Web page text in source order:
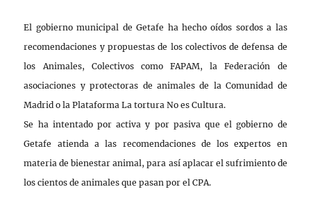
El gobierno municipal de Getafe ha hecho oídos sordos a las
recomendaciones y propuestas de los colectivos de defensa de
los Animales, Colectivos como FAPAM, la Federación de
asociaciones y protectoras de animales de la Comunidad de
Madrid o la Plataforma La tortura No es Cultura.
Se ha intentado por activa y por pasiva que el gobierno de
Getafe atienda a las recomendaciones de los expertos en
materia de bienestar animal, para así aplacar el sufrimiento de
los cientos de animales que pasan por el CPA.